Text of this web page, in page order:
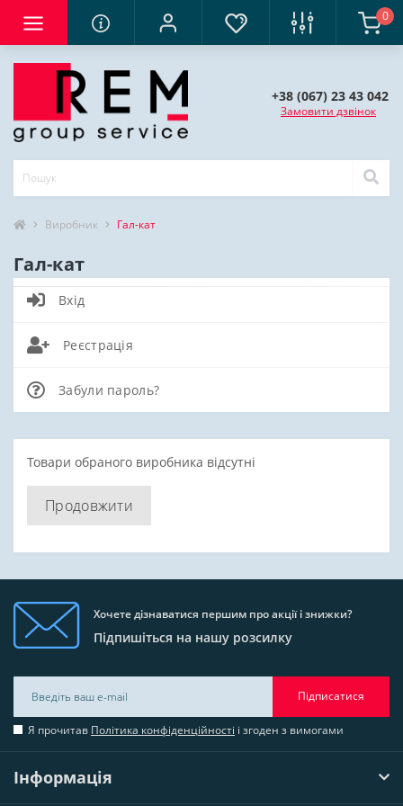
0
+38 (067) 23 43 042
Замовити дзвінок
Виробник Гал-кат
Гал-кат
Вхід
Реєстрація
Забули пароль?
Товари обраного виробника відсутні
Продовжити
Хочете дізнаватися першим про акції і знижки?
Підпишіться на нашу розсилку
Підписатися
Я прочитав Політика конфіденційності і згоден з вимогами
Інформація